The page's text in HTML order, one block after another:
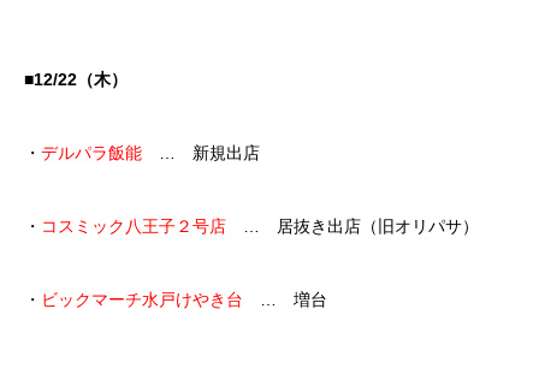
■12/22（木）
・ デルパラ飯能 … 新規出店
・ コスミック八王子２号店 … 居抜き出店（旧オリパサ）
・ ビックマーチ水戸けやき台 … 増台